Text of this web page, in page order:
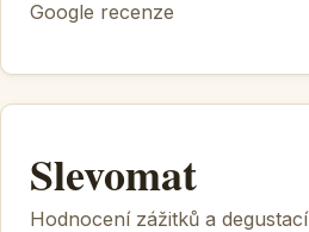
Google recenze
Slevomat
Hodnocení zážitků a degustací